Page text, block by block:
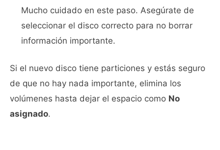
Mucho cuidado en este paso. Asegúrate de
seleccionar el disco correcto para no borrar
información importante.
Si el nuevo disco tiene particiones y estás seguro
de que no hay nada importante, elimina los
volúmenes hasta dejar el espacio como No
asignado.